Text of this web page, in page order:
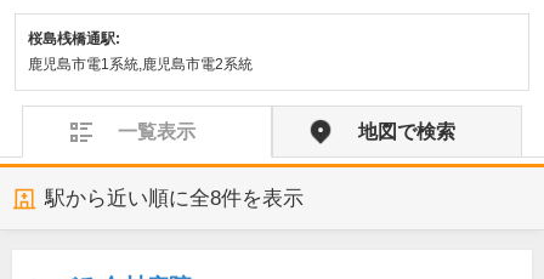
桜島桟橋通駅:
鹿児島市電1系統,鹿児島市電2系統
一覧表示 地図で検索
駅から近い順に全8件を表示